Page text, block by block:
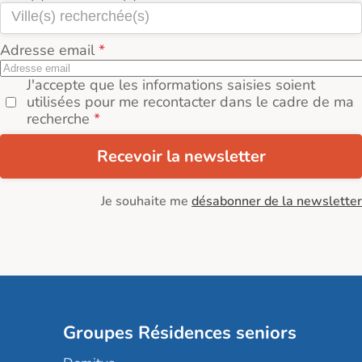
Adresse email
J'accepte que les informations saisies soient
utilisées pour me recontacter dans le cadre de ma
recherche
Recevoir la newsletter
Je souhaite me désabonner de la newsletter
Groupes Résidences seniors